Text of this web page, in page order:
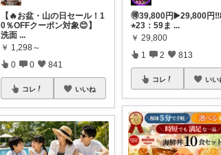
【🔥お盆・山の日セール！1
0％OFFクーポン対象😊】
洗面 ...
￥ 1,298～
0 0 841
コレ いいね
🉐39,800円▶️29,800円
⭐︎23：59ま ...
￥ 29,800
1 2 813
コレ いい